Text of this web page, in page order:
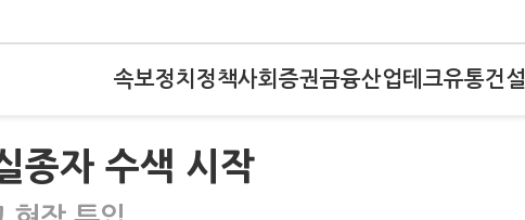
속보정치 정책사회 증권금융산업테크유통건설
종자 수색 시작